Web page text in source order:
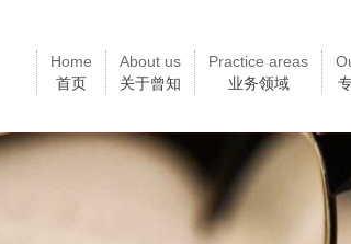
Home
首页
About us
关于曾知
Practice areas
业务领域